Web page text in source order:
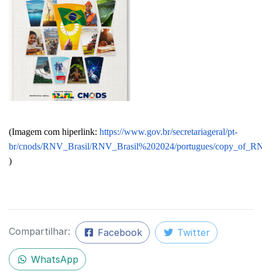
(Imagem com hiperlink: https://www.gov.br/secretariageral/pt-
br/cnods/RNV_Brasil/RNV_Brasil%202024/portugues/
)
Compartilhar: Facebook Twitter
WhatsApp